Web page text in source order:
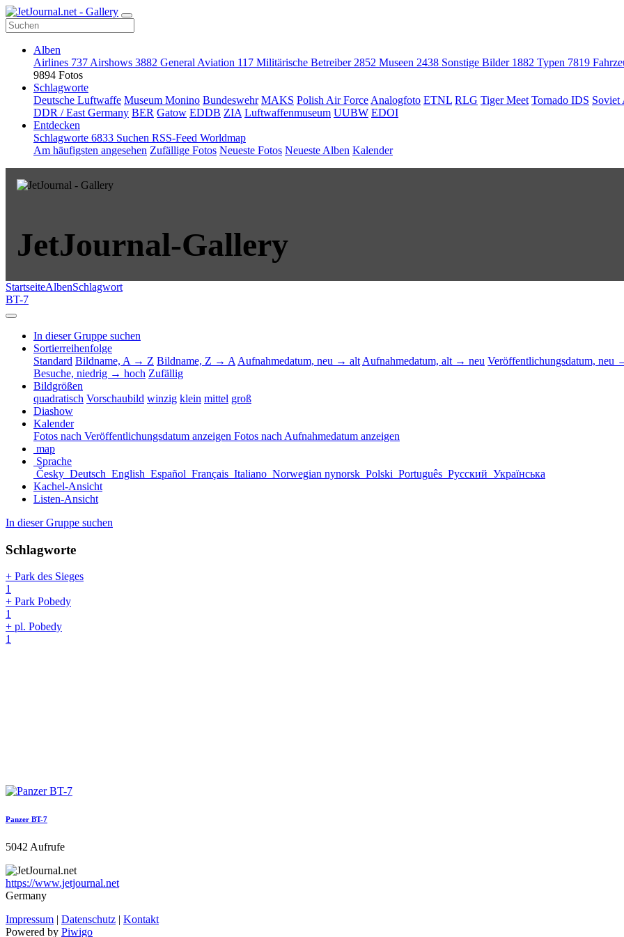
Alben
Airlines 737 Airshows 3882 General Aviation 117 Militärische Betreiber 2852 Museen 2438 Sonstige Bilder 1882 Typen 7819
9894 Fotos
Schlagworte
Deutsche Luftwaffe Museum Monino Bundeswehr MAKS Polish Air Force Analogfoto ETNL RLG Tiger Meet Tornado IDS Soviet
DDR / East Germany BER Gatow EDDB ZIA Luftwaffenmuseum UUBW EDOI
Entdecken
Schlagworte 6833 Suchen RSS-Feed Worldmap
Am häufigsten angesehen Zufällige Fotos Neueste Fotos Neueste Alben Kalender
JetJournal-Gallery
StartseiteAlbenSchlagwort
BT-7
In dieser Gruppe suchen
Sortierreihenfolge
Standard Bildname, A → Z Bildname, Z → A Aufnahmedatum, neu → alt Aufnahmedatum, alt → neu Veröffentlichungsdatum, neu
Besuche, niedrig → hoch Zufällig
Bildgrößen
quadratisch Vorschaubild winzig klein mittel groß
Diashow
Kalender
Fotos nach Veröffentlichungsdatum anzeigen Fotos nach Aufnahmedatum anzeigen
map
Sprache
Česky Deutsch English Español Français Italiano Norwegian nynorsk Polski Português Русский Українська
Kachel-Ansicht
Listen-Ansicht
In dieser Gruppe suchen
Schlagworte
+ Park des Sieges
1
+ Park Pobedy
1
+ pl. Pobedy
1
Panzer BT-7
5042 Aufrufe
https://www.jetjournal.net
Germany
Impressum | Datenschutz | Kontakt
Powered by Piwigo